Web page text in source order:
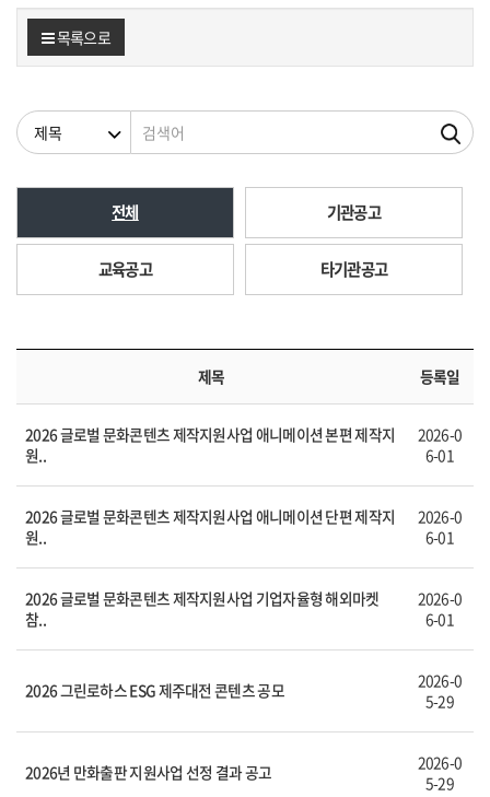
목록으로
검색조건 검색어
전체 기관공고
교육공고 타기관공고
제목 등록일
2026 글로벌 문화콘텐츠 제작지원사업 애니메이션 본편 제작지
원..
2026-0
6-01
2026 글로벌 문화콘텐츠 제작지원사업 애니메이션 단편 제작지
원..
2026-0
6-01
2026 글로벌 문화콘텐츠 제작지원사업 기업자율형 해외마켓
참..
2026-0
6-01
2026 그린로하스 ESG 제주대전 콘텐츠 공모
2026-0
5-29
2026년 만화출판 지원사업 선정 결과 공고
2026-0
5-29